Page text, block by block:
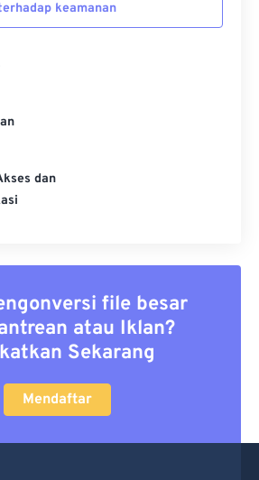
keamanan
dan
file besar
atau Iklan?
Sekarang
Mendaftar